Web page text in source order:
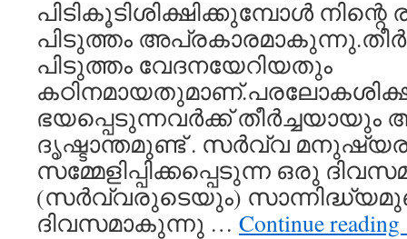
പിടികൂടിശിക്ഷിക്കുമ്പോൾ നിന്റെ
പിടുത്തം
പിടുത്തം വേദനയേറിയതും
ഭയപ്പെടുന്നവർക്ക് തീർച്ചയായും
ദൃഷ്ടാന്തമുണ്ട് . സർവ്വ
സമ്മേളിപ്പിക്കപ്പെടുന്ന ഒരു
(സർവ്വരുടെയും)
ദിവസമാകുന്നു … Continue reading